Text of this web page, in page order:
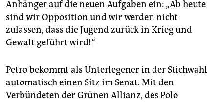
Anhänger auf die neuen Aufgaben ein: „Ab heute
sind wir Opposition und wir werden nicht
zulassen, dass die Jugend zurück in Krieg und
Gewalt geführt wird!“
Petro bekommt als Unterlegener in der Stichwahl
automatisch einen Sitz im Senat. Mit den
Verbündeten der Grünen Allianz, des Polo